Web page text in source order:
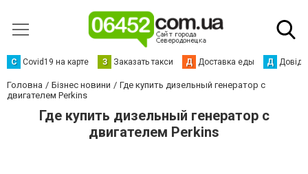
С Сovid19 на карте З Заказать такси Д Доставка еды Д
Головна Бізнес новини
Где купить дизельный генератор с
двигателем Perkins
Где купить дизельный генератор с
двигателем Perkins